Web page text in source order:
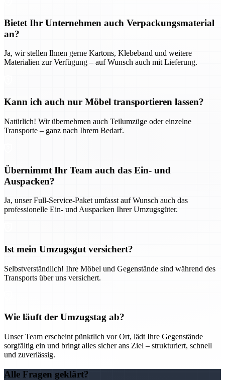
Bietet Ihr Unternehmen auch Verpackungsmaterial
an?
Ja, wir stellen Ihnen gerne Kartons, Klebeband und weitere
Materialien zur Verfügung – auf Wunsch auch mit Lieferung.
Kann ich auch nur Möbel transportieren lassen?
Natürlich! Wir übernehmen auch Teilumzüge oder einzelne
Transporte – ganz nach Ihrem Bedarf.
Übernimmt Ihr Team auch das Ein- und
Auspacken?
Ja, unser Full-Service-Paket umfasst auf Wunsch auch das
professionelle Ein- und Auspacken Ihrer Umzugsgüter.
Ist mein Umzugsgut versichert?
Selbstverständlich! Ihre Möbel und Gegenstände sind während des
Transports über uns versichert.
Wie läuft der Umzugstag ab?
Unser Team erscheint pünktlich vor Ort, lädt Ihre Gegenstände
sorgfältig ein und bringt alles sicher ans Ziel – strukturiert, schnell
und zuverlässig.
Alle Fragen geklärt?